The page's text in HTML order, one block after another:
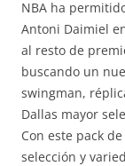
NBA ha
Antoni Daimiel
al resto de
buscando un
swingman,
Dallas mayor
Con este pack
selección y